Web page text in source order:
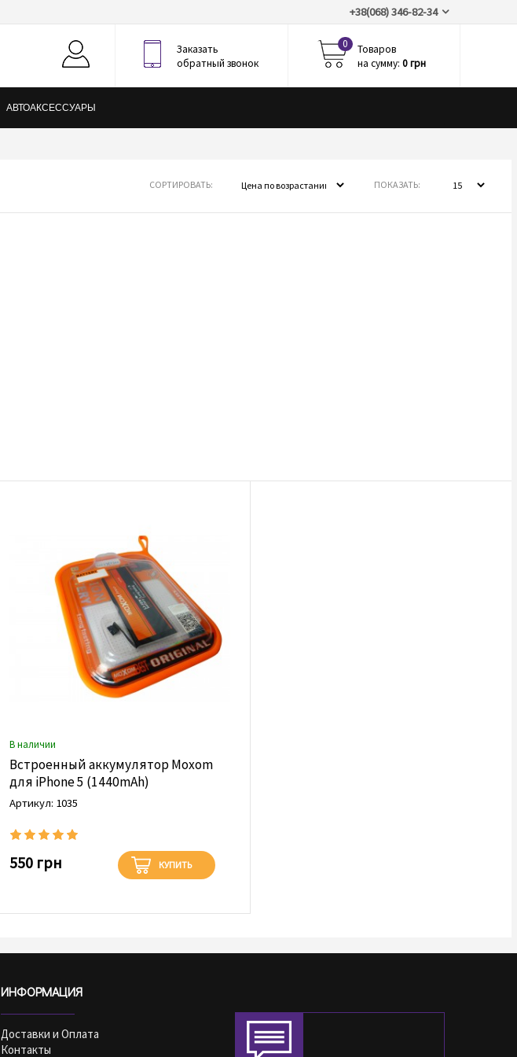
+38(068) 346-82-34
Заказать
обратный звонок
Товаров
на сумму: 0 грн
0
АВТОАКСЕССУАРЫ
ПОКАЗАТЬ:
СОРТИРОВАТЬ:
В наличии
Встроенный аккумулятор Moxom
для iPhone 5 (1440mAh)
Артикул: 1035
550 грн КУПИТЬ
ИНФОРМАЦИЯ
Доставки и Оплата
Контакты